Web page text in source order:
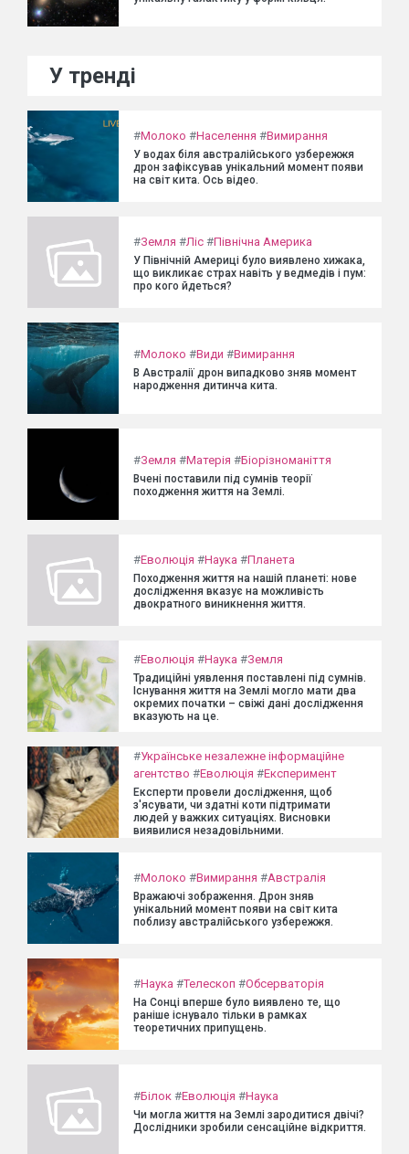
У тренді
#Молоко #Населення #Вимирання
У водах біля австралійського узбережжя
дрон зафіксував унікальний момент появи
на світ кита. Ось відео.
#Земля #Ліс #Північна Америка
У Північній Америці було виявлено хижака,
що викликає страх навіть у ведмедів і пум:
про кого йдеться?
#Молоко #Види #Вимирання
В Австралії дрон випадково зняв момент
народження дитинча кита.
#Земля #Матерія #Біорізноманіття
Вчені поставили під сумнів теорії
походження життя на Землі.
#Еволюція #Наука #Планета
Походження життя на нашій планеті: нове
дослідження вказує на можливість
двократного виникнення життя.
#Еволюція #Наука #Земля
Традиційні уявлення поставлені під сумнів.
Існування життя на Землі могло мати два
окремих початки – свіжі дані дослідження
вказують на це.
#Українське незалежне інформаційне
агентство #Еволюція #Експеримент
Експерти провели дослідження, щоб
з'ясувати, чи здатні коти підтримати
людей у важких ситуаціях. Висновки
виявилися незадовільними.
#Молоко #Вимирання #Австралія
Вражаючі зображення. Дрон зняв
унікальний момент появи на світ кита
поблизу австралійського узбережжя.
#Наука #Телескоп #Обсерваторія
На Сонці вперше було виявлено те, що
раніше існувало тільки в рамках
теоретичних припущень.
#Білок #Еволюція #Наука
Чи могла життя на Землі зародитися двічі?
Дослідники зробили сенсаційне відкриття.